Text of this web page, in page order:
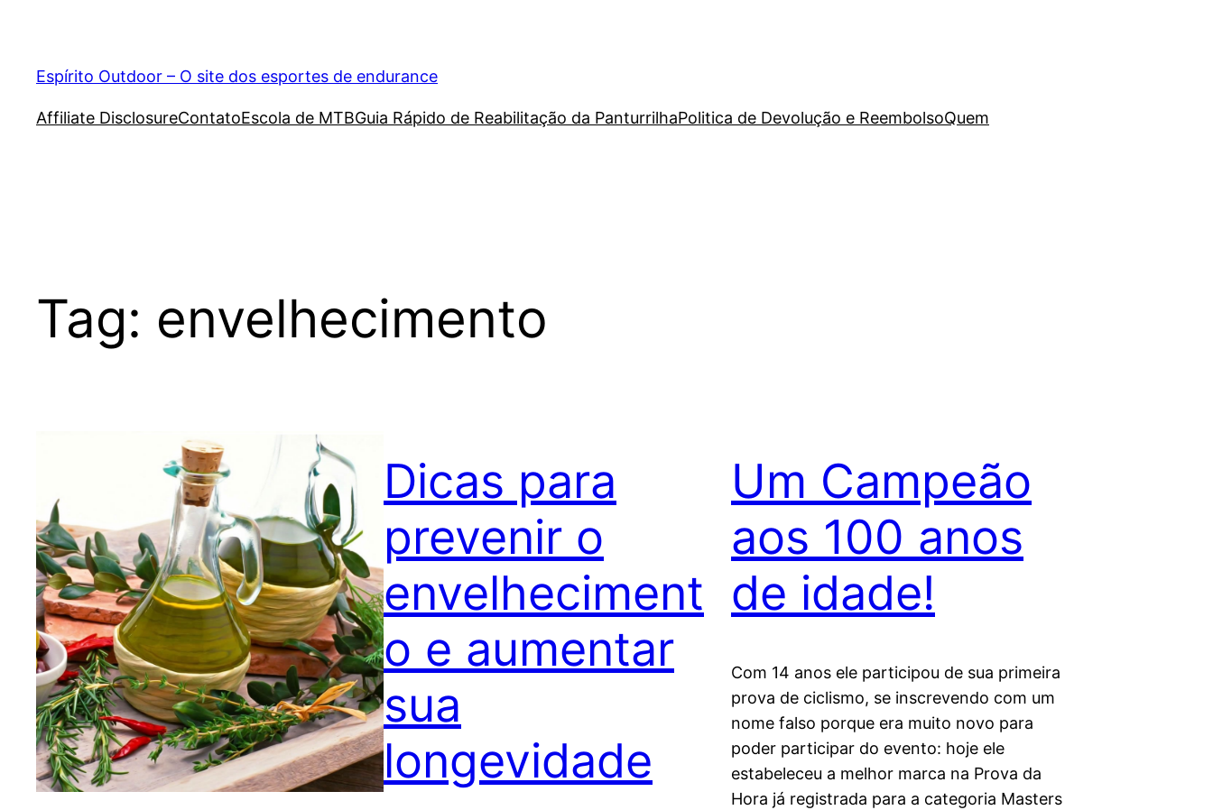
Espírito Outdoor – O site dos esportes de endurance
Affiliate DisclosureContatoEscola de MTBGuia Rápido de Reabilitação da PanturrilhaPolitica de Devolução e ReembolsoQuem
Tag: envelhecimento
Dicas para
prevenir o
envelheciment
o e aumentar
sua
longevidade
Um Campeão
aos 100 anos
de idade!
Com 14 anos ele participou de sua primeira
prova de ciclismo, se inscrevendo com um
nome falso porque era muito novo para
poder participar do evento: hoje ele
estabeleceu a melhor marca na Prova da
Hora já registrada para a categoria Masters